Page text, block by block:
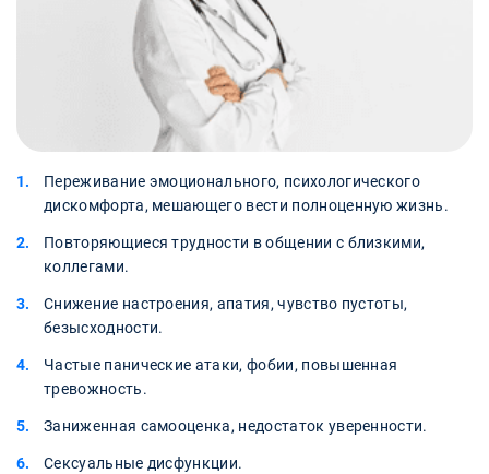
Переживание эмоционального, психологического
дискомфорта, мешающего вести полноценную жизнь.
Повторяющиеся трудности в общении с близкими,
коллегами.
Снижение настроения, апатия, чувство пустоты,
безысходности.
Частые панические атаки, фобии, повышенная
тревожность.
Заниженная самооценка, недостаток уверенности.
Сексуальные дисфункции.